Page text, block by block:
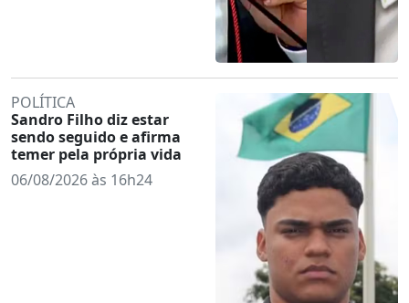
POLÍTICA
Sandro Filho diz estar
sendo seguido e afirma
temer pela própria vida
06/08/2026 às 16h24